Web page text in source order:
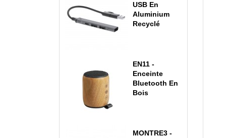
USB En
Aluminium
Recyclé
EN11 -
Enceinte
Bluetooth En
Bois
MONTRE3 -